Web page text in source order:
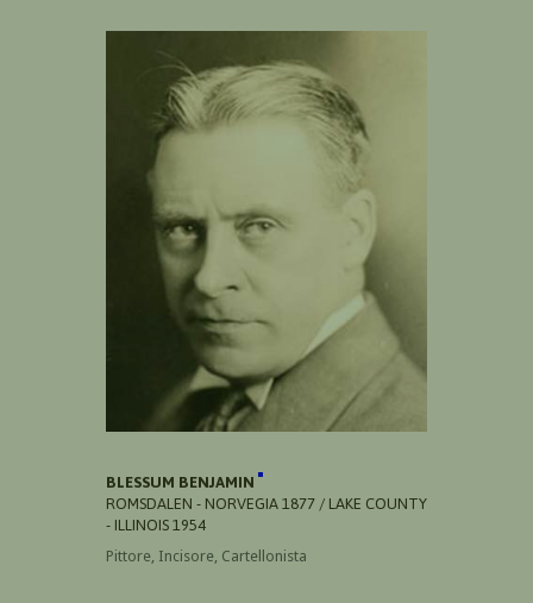
BLESSUM BENJAMIN
ROMSDALEN - NORVEGIA 1877 / LAKE COUNTY
- ILLINOIS 1954
Pittore, Incisore, Cartellonista